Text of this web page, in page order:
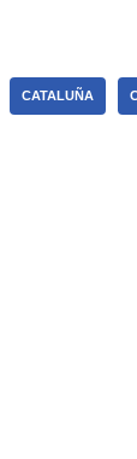
CATALUÑA